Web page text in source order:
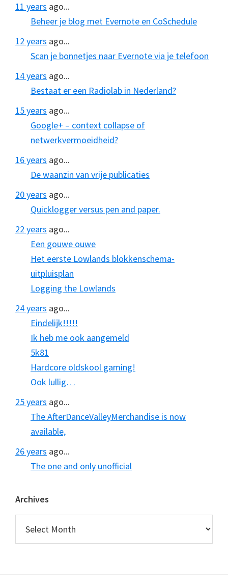
11 years ago...
Beheer je blog met Evernote en CoSchedule
12 years ago...
Scan je bonnetjes naar Evernote via je telefoon
14 years ago...
Bestaat er een Radiolab in Nederland?
15 years ago...
Google+ – context collapse of
netwerkvermoeidheid?
16 years ago...
De waanzin van vrije publicaties
20 years ago...
Quicklogger versus pen and paper.
22 years ago...
Een gouwe ouwe
Het eerste Lowlands blokkenschema-
uitpluisplan
Logging the Lowlands
24 years ago...
Eindelijk!!!!!
Ik heb me ook aangemeld
5k81
Hardcore oldskool gaming!
Ook lullig…
25 years ago...
The AfterDanceValleyMerchandise is now
available,
26 years ago...
The one and only unofficial
Archives